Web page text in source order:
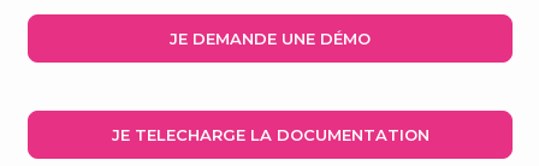
JE DEMANDE UNE DÉMO
JE TELECHARGE LA DOCUMENTATION